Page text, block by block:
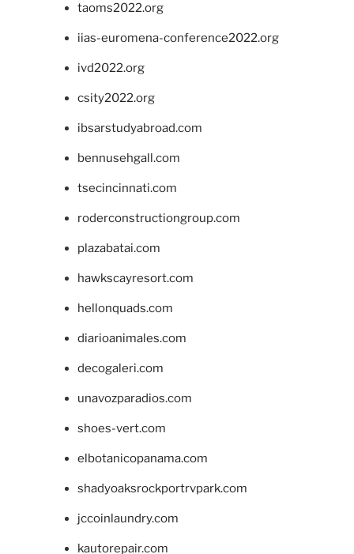
taoms2022.org
iias-euromena-conference2022.org
ivd2022.org
csity2022.org
ibsarstudyabroad.com
bennusehgall.com
tsecincinnati.com
roderconstructiongroup.com
plazabatai.com
hawkscayresort.com
hellonquads.com
diarioanimales.com
decogaleri.com
unavozparadios.com
shoes-vert.com
elbotanicopanama.com
shadyoaksrockportrvpark.com
jccoinlaundry.com
kautorepair.com